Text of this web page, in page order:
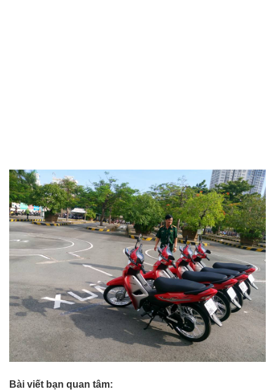
Bài viết bạn quan tâm: